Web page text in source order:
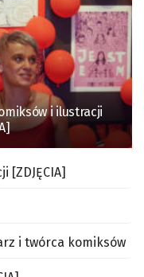
i ilustracji
[ZDJĘCIA]
i twórca komiksów